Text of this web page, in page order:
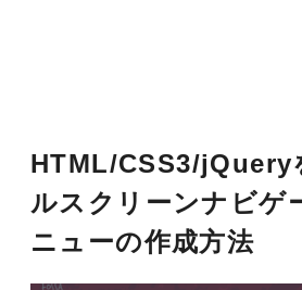
HTML/CSS3/jQuery
ルスクリーンナビゲ
ニューの作成方法